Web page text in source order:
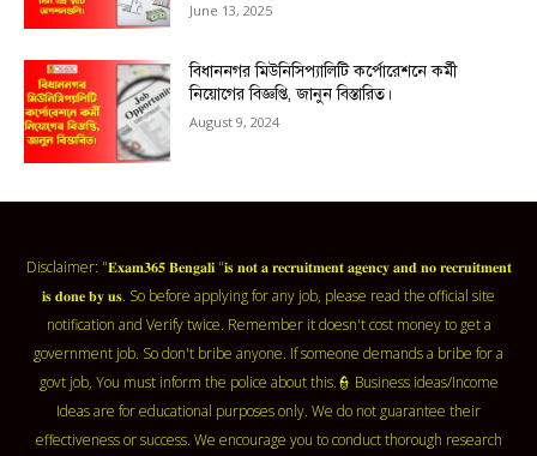
June 13, 2025
বিধাননগর মিউনিসিপ্যালিটি কর্পোরেশনে কর্মী
নিয়োগের বিজ্ঞপ্তি, জানুন বিস্তারিত।
August 9, 2024
Disclaimer: "𝐄𝐱𝐚𝐦𝟑𝟔𝟓 𝐁𝐞𝐧𝐠𝐚𝐥𝐢 "𝐢𝐬 𝐧𝐨𝐭 𝐚 𝐫𝐞𝐜𝐫𝐮𝐢𝐭𝐦𝐞𝐧𝐭 𝐚𝐠𝐞𝐧𝐜𝐲 𝐚𝐧𝐝 𝐧𝐨 𝐫𝐞𝐜𝐫𝐮𝐢𝐭𝐦𝐞𝐧𝐭
𝐢𝐬 𝐝𝐨𝐧𝐞 𝐛𝐲 𝐮𝐬. So before applying for any job, please read the official site
notification and Verify twice. Remember it doesn't cost money to get a
government job. So don't bribe anyone. If someone demands a bribe for a
govt job, You must inform the police about this.👮 Business ideas/Income
Ideas are for educational purposes only. We do not guarantee their
effectiveness or success. We encourage you to conduct thorough research